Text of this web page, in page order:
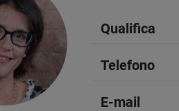
Qualifica
Telefono
E-mail